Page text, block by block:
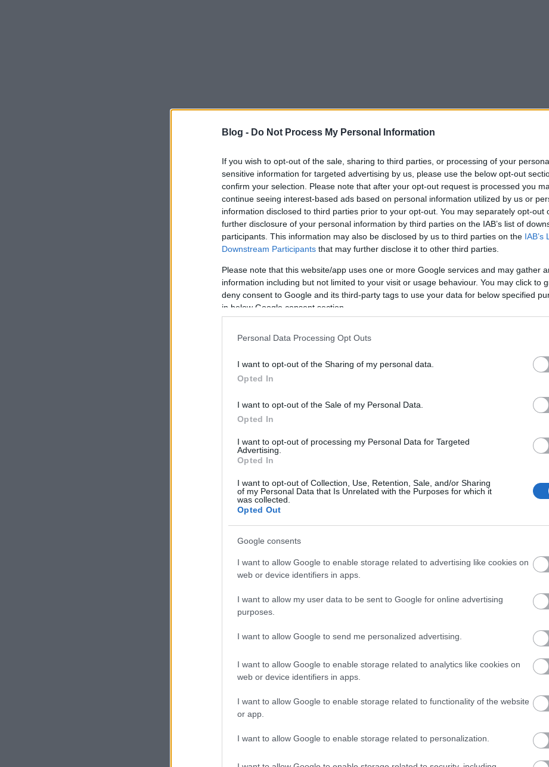
Blog - Do Not Process My Personal Information
If you wish to opt-out of the sale, sharing to third parties, or processing of your
sensitive information for targeted advertising by us, please use the below opt-out
confirm your selection. Please note that after your opt-out request is processed you
continue seeing interest-based ads based on personal information utilized by us or
information disclosed to third parties prior to your opt-out. You may separately opt-out
further disclosure of your personal information by third parties on the IAB’s list of
participants. This information may also be disclosed by us to third parties on the IAB’s
Downstream Participants that may further disclose it to other third parties.
Please note that this website/app uses one or more Google services and may gather
information including but not limited to your visit or usage behaviour. You may click to
deny consent to Google and its third-party tags to use your data for below specified
in below Google consent section.
Personal Data Processing Opt Outs
I want to opt-out of the Sharing of my personal data.
Opted In
I want to opt-out of the Sale of my Personal Data.
Opted In
I want to opt-out of processing my Personal Data for Targeted
Advertising.
Opted In
I want to opt-out of Collection, Use, Retention, Sale, and/or Sharing
of my Personal Data that Is Unrelated with the Purposes for which it
was collected.
Opted Out
Google consents
I want to allow Google to enable storage related to advertising like cookies on
web or device identifiers in apps.
I want to allow my user data to be sent to Google for online advertising
purposes.
I want to allow Google to send me personalized advertising.
I want to allow Google to enable storage related to analytics like cookies on
web or device identifiers in apps.
I want to allow Google to enable storage related to functionality of the website
or app.
I want to allow Google to enable storage related to personalization.